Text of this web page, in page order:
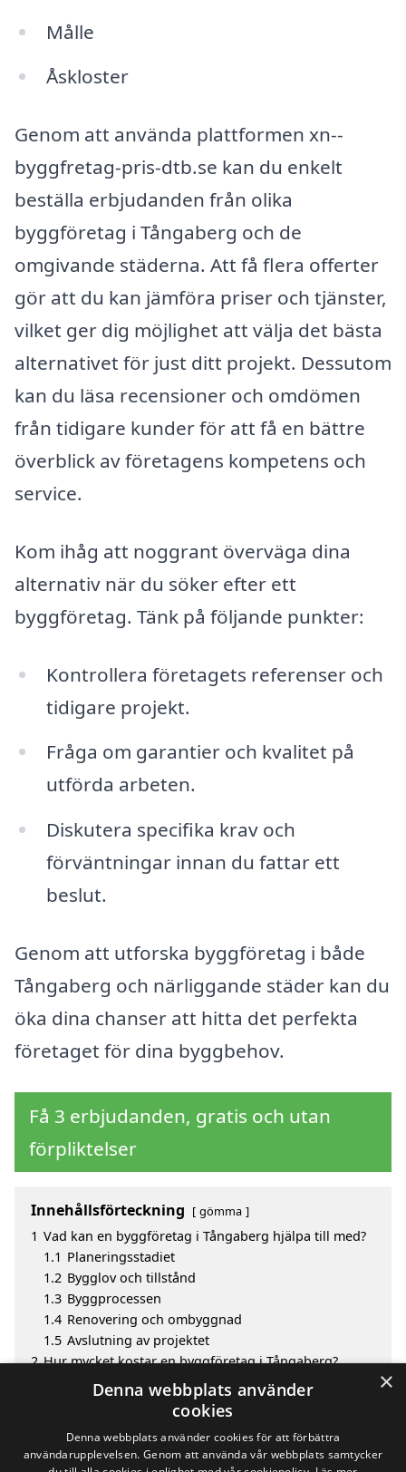
Målle
Åskloster
Genom att använda plattformen xn--
byggfretag-pris-dtb.se kan du enkelt
beställa erbjudanden från olika
byggföretag i Tångaberg och de
omgivande städerna. Att få flera offerter
gör att du kan jämföra priser och tjänster,
vilket ger dig möjlighet att välja det bästa
alternativet för just ditt projekt. Dessutom
kan du läsa recensioner och omdömen
från tidigare kunder för att få en bättre
överblick av företagens kompetens och
service.
Kom ihåg att noggrant överväga dina
alternativ när du söker efter ett
byggföretag. Tänk på följande punkter:
Kontrollera företagets referenser och
tidigare projekt.
Fråga om garantier och kvalitet på
utförda arbeten.
Diskutera specifika krav och
förväntningar innan du fattar ett
beslut.
Genom att utforska byggföretag i både
Tångaberg och närliggande städer kan du
öka dina chanser att hitta det perfekta
företaget för dina byggbehov.
Få 3 erbjudanden, gratis och utan
förpliktelser
Innehållsförteckning gömma
1 Vad kan en byggföretag i Tångaberg hjälpa till med?
1.1 Planeringsstadiet
1.2 Bygglov och tillstånd
1.3 Byggprocessen
1.4 Renovering och ombyggnad
1.5 Avslutning av projektet
2 Hur mycket kostar en byggföretag i Tångaberg?
Fördelar med att välja byggföretag i Tångaberg
Sök efter en skicklig byggföretag i de omgivande
×
Denna webbplats använder
cookies
Denna webbplats använder cookies för att förbättra
användarupplevelsen. Genom att använda vår webbplats samtycker